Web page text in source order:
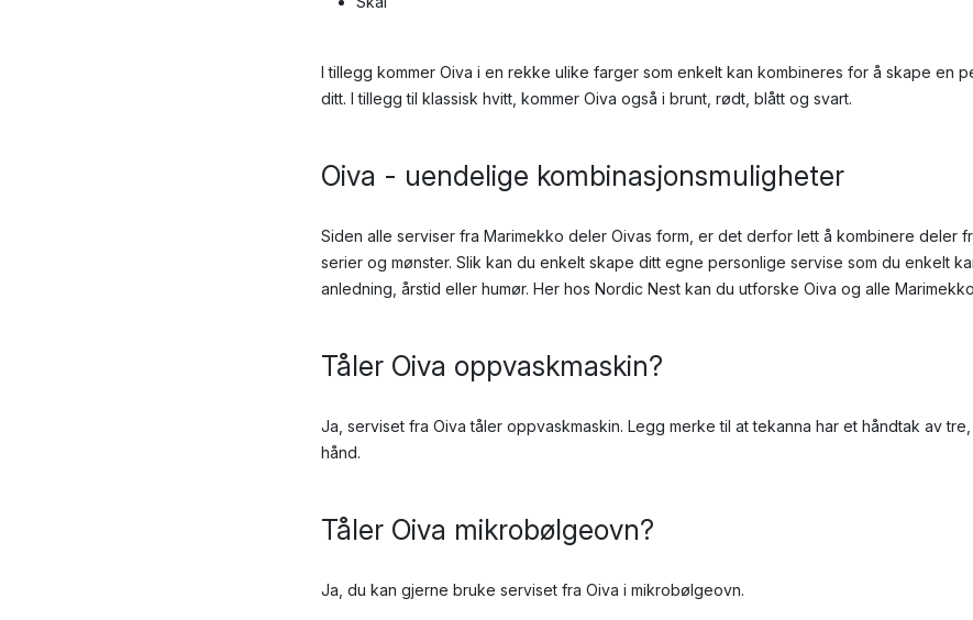
I tillegg kommer Oiva i en rekke ulike farger som enkelt kan kombineres for å skape en
ditt. I tillegg til klassisk hvitt, kommer Oiva også i brunt, rødt, blått og svart.
Oiva - uendelige kombinasjonsmuligheter
Siden alle serviser fra Marimekko deler Oivas form, er det derfor lett å kombinere deler
serier og mønster. Slik kan du enkelt skape ditt egne personlige servise som du enkelt
anledning, årstid eller humør. Her hos Nordic Nest kan du utforske Oiva og alle
Tåler Oiva oppvaskmaskin?
Ja, serviset fra Oiva tåler oppvaskmaskin. Legg merke til at tekanna har et håndtak av
hånd.
Tåler Oiva mikrobølgeovn?
Ja, du kan gjerne bruke serviset fra Oiva i mikrobølgeovn.